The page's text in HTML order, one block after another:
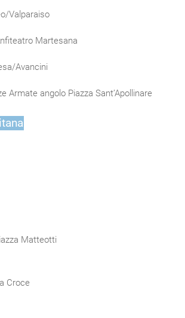
Valparaiso
Martesana
Avancini
Armate angolo Piazza Sant’Apollinare
Matteotti
Croce